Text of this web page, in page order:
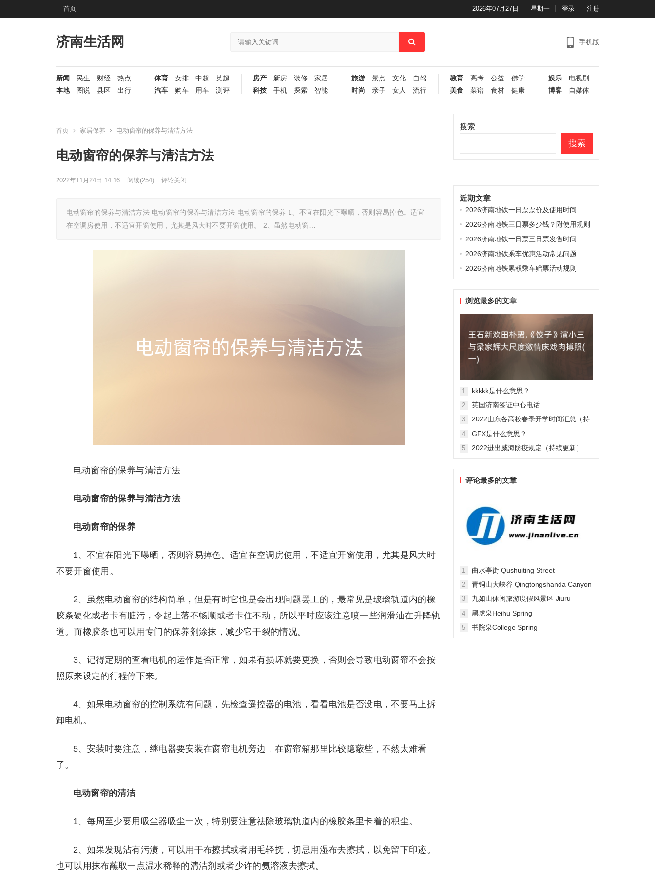
首页 2026年07月27日 星期一 登录 注册
济南生活网 手机版
新闻 民生 财经
热点
本地
图说 县区 出行
体育 女排 中超
英超
汽车
购车 用车 测评
房产 新房 装修
家居
科技
手机 探索 智能
旅游 景点 文化
自驾
时尚
亲子 女人 流行
教育 高考 公益
佛学
美食
菜谱 食材 健康
娱乐
电视剧
博客
自媒体
首页 家居保养 电动窗帘的保养与清洁方法
电动窗帘的保养与清洁方法
2022年11月24日 14:16 阅读(254) 评论关闭
电动窗帘的保养与清洁方法 电动窗帘的保养与清洁方法 电动窗帘的保养 1、不宜在阳光下曝晒，否则容易掉色。适宜
在空调房使用，不适宜开窗使用，尤其是风大时不要开窗使用。 2、虽然电动窗…
电动窗帘的保养与清洁方法
电动窗帘的保养与清洁方法
电动窗帘的保养
1、不宜在阳光下曝晒，否则容易掉色。适宜在空调房使用，不适宜开窗使用，尤其是风大时
不要开窗使用。
2、虽然电动窗帘的结构简单，但是有时它也是会出现问题罢工的，最常见是玻璃轨道内的橡
胶条硬化或者卡有脏污，令起上落不畅顺或者卡住不动，所以平时应该注意喷一些润滑油在升降轨
道。而橡胶条也可以用专门的保养剂涂抹，减少它干裂的情况。
3、记得定期的查看电机的运作是否正常，如果有损坏就要更换，否则会导致电动窗帘不会按
照原来设定的行程停下来。
4、如果电动窗帘的控制系统有问题，先检查遥控器的电池，看看电池是否没电，不要马上拆
卸电机。
5、安装时要注意，继电器要安装在窗帘电机旁边，在窗帘箱那里比较隐蔽些，不然太难看
了。
电动窗帘的清洁
1、每周至少要用吸尘器吸尘一次，特别要注意祛除玻璃轨道内的橡胶条里卡着的积尘。
2、如果发现沾有污渍，可以用干布擦拭或者用毛轻抚，切忌用湿布去擦拭，以免留下印迹。
也可以用抹布蘸取一点温水稀释的清洁剂或者少许的氨溶液去擦拭。
搜索
搜索
近期文章
2026济南地铁一日票票价及使用时间
2026济南地铁三日票多少钱？附使用规则
2026济南地铁一日票三日票发售时间
2026济南地铁乘车优惠活动常见问题
2026济南地铁累积乘车赠票活动规则
浏览最多的文章
1 kkkkk是什么意思？
2 英国济南签证中心电话
3
2022山东各高校春季开学时间汇总（持
4 GFX是什么意思？
5 2022进出威海防疫规定（持续更新）
评论最多的文章
1 曲水亭街 Qushuiting Street
2 青铜山大峡谷 Qingtongshanda Canyon
3
九如山休闲旅游度假风景区 Jiuru
4 黑虎泉Heihu Spring
5 书院泉College Spring